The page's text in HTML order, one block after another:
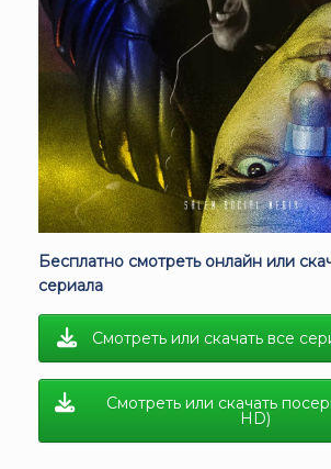
Бесплатно смотреть онлайн или
сериала
Смотреть или скачать все
Смотреть или скачать
HD)